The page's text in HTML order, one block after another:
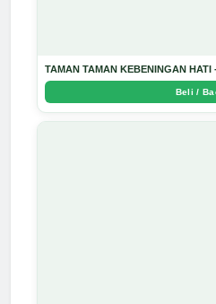
TAMAN TAMAN KEBENINGAN
Beli /